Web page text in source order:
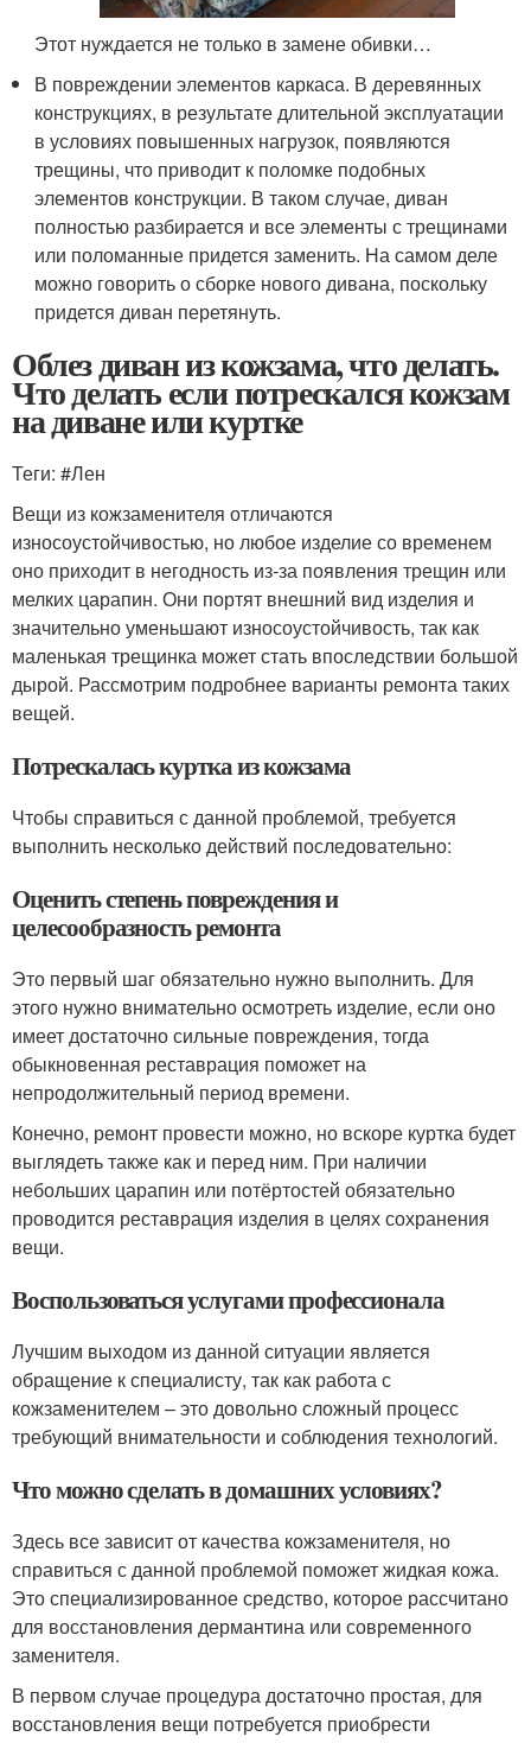
Этот нуждается не только в замене обивки…
В повреждении элементов каркаса. В деревянных
конструкциях, в результате длительной эксплуатации
в условиях повышенных нагрузок, появляются
трещины, что приводит к поломке подобных
элементов конструкции. В таком случае, диван
полностью разбирается и все элементы с трещинами
или поломанные придется заменить. На самом деле
можно говорить о сборке нового дивана, поскольку
придется диван перетянуть.
Облез диван из кожзама, что делать.
Что делать если потрескался кожзам
на диване или куртке
Теги: #Лен
Вещи из кожзаменителя отличаются
износоустойчивостью, но любое изделие со временем
оно приходит в негодность из-за появления трещин или
мелких царапин. Они портят внешний вид изделия и
значительно уменьшают износоустойчивость, так как
маленькая трещинка может стать впоследствии большой
дырой. Рассмотрим подробнее варианты ремонта таких
вещей.
Потрескалась куртка из кожзама
Чтобы справиться с данной проблемой, требуется
выполнить несколько действий последовательно:
Оценить степень повреждения и
целесообразность ремонта
Это первый шаг обязательно нужно выполнить. Для
этого нужно внимательно осмотреть изделие, если оно
имеет достаточно сильные повреждения, тогда
обыкновенная реставрация поможет на
непродолжительный период времени.
Конечно, ремонт провести можно, но вскоре куртка будет
выглядеть также как и перед ним. При наличии
небольших царапин или потёртостей обязательно
проводится реставрация изделия в целях сохранения
вещи.
Воспользоваться услугами профессионала
Лучшим выходом из данной ситуации является
обращение к специалисту, так как работа с
кожзаменителем – это довольно сложный процесс
требующий внимательности и соблюдения технологий.
Что можно сделать в домашних условиях?
Здесь все зависит от качества кожзаменителя, но
справиться с данной проблемой поможет жидкая кожа.
Это специализированное средство, которое рассчитано
для восстановления дермантина или современного
заменителя.
В первом случае процедура достаточно простая, для
восстановления вещи потребуется приобрести